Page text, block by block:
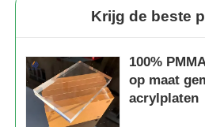
Krijg de beste
100%
op maat
acrylplaten